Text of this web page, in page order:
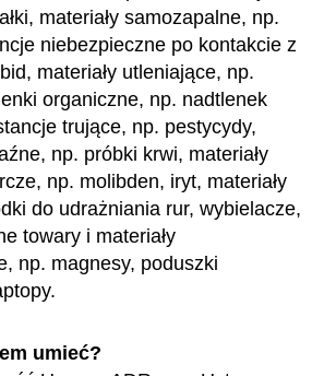
materiały samozapalne, np.
niebezpieczne po kontakcie z
materiały utleniające, np.
organiczne, np. nadtlenek
trujące, np. pestycydy,
np. próbki krwi, materiały
np. molibden, iryt, materiały
do udrażniania rur, wybielacze,
towary i materiały
np. magnesy, poduszki
umieć?